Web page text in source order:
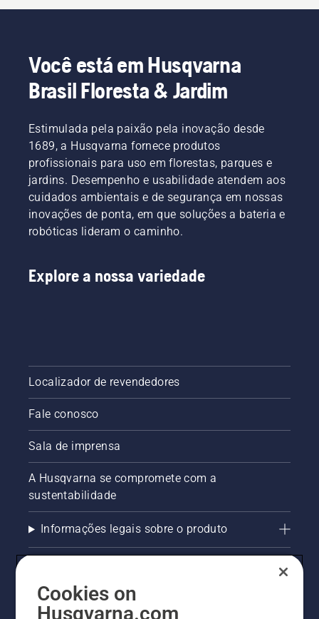
Você está em Husqvarna
Brasil Floresta & Jardim
Estimulada pela paixão pela inovação desde
1689, a Husqvarna fornece produtos
profissionais para uso em florestas, parques e
jardins. Desempenho e usabilidade atendem aos
cuidados ambientais e de segurança em nossas
inovações de ponta, em que soluções a bateria e
robóticas lideram o caminho.
Explore a nossa variedade
Localizador de revendedores
Fale conosco
Sala de imprensa
A Husqvarna se compromete com a
sustentabilidade
Informações legais sobre o produto
Outros sites Husqvarna
Cookies on
Husqvarna.com